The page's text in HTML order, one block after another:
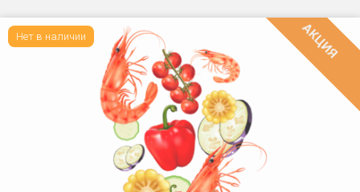
Нет в наличии AКЦИЯ